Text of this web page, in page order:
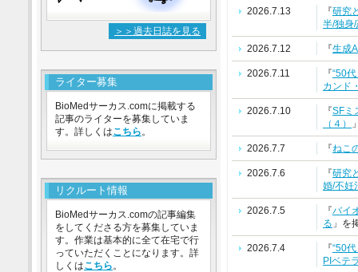
2026.7.13 『研究
半/独身
2026.7.12 『生成
2026.7.11 『“50
カンド
2026.7.10 『SFミ
（４）
2026.7.7 『ねこ
2026.7.6 『研究
婚/不妊
2026.7.5 『バイ
る 」を
2026.7.4 『“50
PIベテ
＞＞過去日誌を見る
ライター募集
BioMedサーカス.comに掲載する
記事のライターを募集していま
す。詳しくはこちら 。
リクルート情報
BioMedサーカス.comの記事編集
をしてくださる方を募集していま
す。作業は基本的に全て在宅で行
っていただくことになります。詳
しくはこちら 。